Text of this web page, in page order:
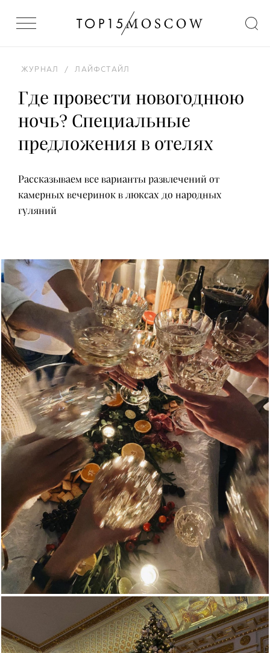
ЖУРНАЛ / ЛАЙФСТАЙЛ
Где провести новогоднюю
ночь? Специальные
предложения в отелях
Рассказываем все варианты развлечений от
камерных вечеринок в люксах до народных
гуляний